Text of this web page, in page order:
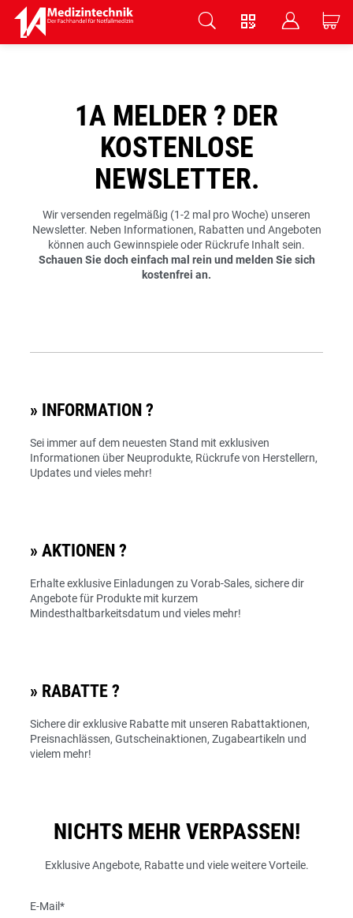
V B C
1A MELDER ? DER
KOSTENLOSE
NEWSLETTER.
Wir versenden regelmäßig (1-2 mal pro Woche) unseren
Newsletter. Neben Informationen, Rabatten und Angeboten
können auch Gewinnspiele oder Rückrufe Inhalt sein.
Schauen Sie doch einfach mal rein und melden Sie sich
kostenfrei an.
» INFORMATION ?
Sei immer auf dem neuesten Stand mit exklusiven
Informationen über Neuprodukte, Rückrufe von Herstellern,
Updates und vieles mehr!
» AKTIONEN ?
Erhalte exklusive Einladungen zu Vorab-Sales, sichere dir
Angebote für Produkte mit kurzem
Mindesthaltbarkeitsdatum und vieles mehr!
» RABATTE️ ?
Sichere dir exklusive Rabatte mit unseren Rabattaktionen,
Preisnachlässen, Gutscheinaktionen, Zugabeartikeln und
vielem mehr!
NICHTS MEHR VERPASSEN!
Exklusive Angebote, Rabatte und viele weitere Vorteile.
E-Mail*